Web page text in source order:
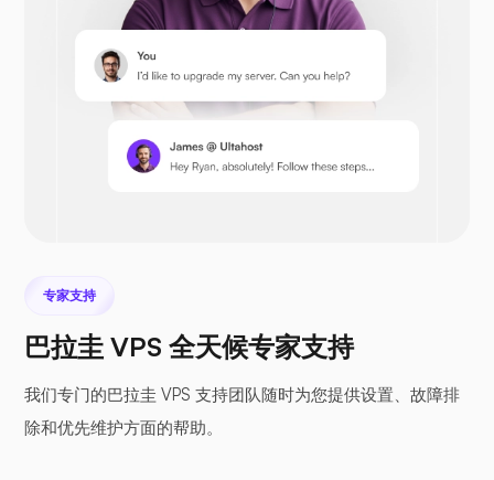
Opencart
专家支持
巴拉圭 VPS 全天候专家支持
我们专门的巴拉圭 VPS 支持团队随时为您提供设置、故障排
除和优先维护方面的帮助。